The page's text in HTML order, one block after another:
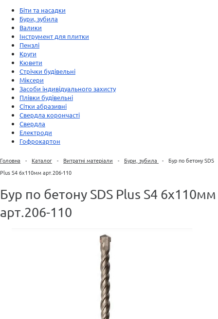
Біти та насадки
Бури, зубила
Валики
Інструмент для плитки
Пензлі
Круги
Кювети
Стрічки будівельні
Міксери
Засоби індивідуального захисту
Плівки будівельні
Сітки абразивні
Свердла корончасті
Свердла
Електроди
Гофрокартон
Головна - Каталог - Витратні матеріали - Бури, зубила -
Бур по бетону SDS
Plus S4 6х110мм арт.206-110
Бур по бетону SDS Plus S4 6х110мм
арт.206-110